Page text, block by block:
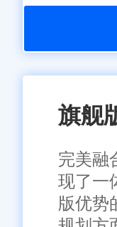
佛山旺
其高效、
佛山地区
力的支持
理、实时
查询以及
能，系统
效率和市
来了更多
力。对于
免责声明：本网站尽
旗舰
完美融
现了一
版优势